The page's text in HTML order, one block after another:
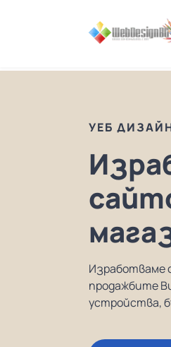
УЕБ
Изработваме
продажбите
устройства,